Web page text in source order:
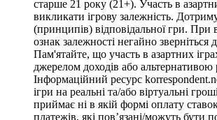
старше 21 року (21+). Участь в
викликати ігрову залежність.
(принципів) відповідальної гри. При
ознак залежності негайно зверніться
Пам'ятайте, що участь в азартних
джерелом доходів або альтернативою
Інформаційний ресурс
ігри на реальні та/або віртуальні
приймає ні в якій формі оплату
платежів, які пов’язані/можуть бути